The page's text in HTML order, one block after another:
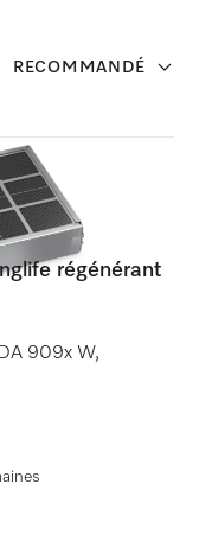
RECOMMANDÉ
régénérant
909x W,